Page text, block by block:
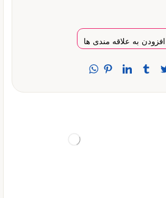
افزودن به علاقه مندی ها